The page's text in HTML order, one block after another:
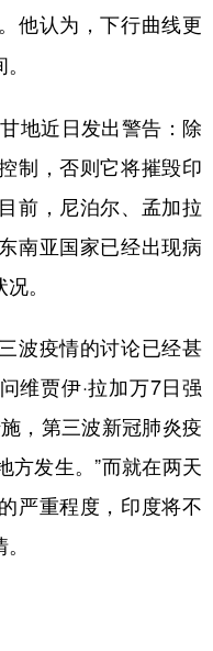
他认为，下行曲线更
地近日发出警告：除
制，否则它将摧毁印
前，尼泊尔、孟加拉
南亚国家已经出现病
。
疫情的讨论已经甚
维贾伊·拉加万7日强
，第三波新冠肺炎疫
方发生。”而就在两天
严重程度，印度将不